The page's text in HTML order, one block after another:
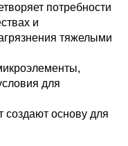
потребности
и
тяжелыми
для
создают основу для